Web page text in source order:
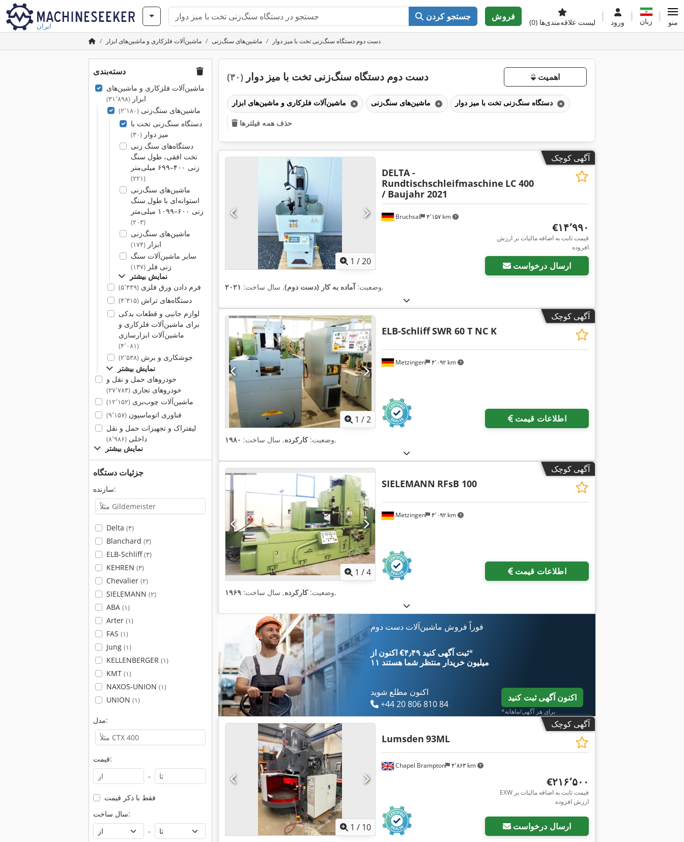
ایران
جستجو کردن فروش
لیست علاقه‌مندی‌ها (0) ورود زبان منو
ماشین‌آلات فلزکاری و ماشین‌های ابزار ماشین‌های سنگ‌زنی دست دوم دستگاه سنگ‌زنی تخت با میز دوار
دسته‌بندی
ماشین‌آلات فلزکاری و ماشین‌های
ابزار(۳۱٬۸۹۸)
ماشین‌های سنگ‌زنی(۲٬۱۸۰)
دستگاه سنگ‌زنی تخت با
میز دوار(۳۰)
دستگاه‌های سنگ زنی
تخت افقی، طول سنگ
زنی ۴۰۰–۶۹۹ میلی‌متر
(۲۲۱)
ماشین‌های سنگ‌زنی
استوانه‌ای با طول سنگ
زنی ۶۰۰–۱۰۹۹ میلی‌متر
(۲۰۳)
ماشین‌های سنگ‌زنی
ابزار(۱۷۴)
سایر ماشین‌آلات سنگ
زنی فلز(۱۳۷)
نمایش بیشتر
فرم دادن ورق فلزی(۵٬۴۴۹)
دستگاه‌های تراش(۴٬۳۱۵)
لوازم جانبی و قطعات یدکی
برای ماشین‌آلات فلزکاری و
ماشین‌آلات ابزارسازی
(۴٬۰۸۱)
جوشکاری و برش(۲٬۵۳۸)
نمایش بیشتر
خودروهای حمل و نقل و
خودروهای تجاری(۲۷٬۷۸۴)
ماشین‌آلات چوب‌بری(۱۲٬۱۵۲)
فناوری اتوماسیون(۹٬۱۵۷)
لیفتراک و تجهیزات حمل و نقل
داخلی(۸٬۹۸۶)
نمایش بیشتر
جزئیات دستگاه
سازنده:
Delta (۴)
Blanchard (۳)
ELB-Schliff(۳)
KEHREN (۳)
Chevalier (۲)
SIELEMANN (۲)
ABA (۱)
Arter (۱)
FAS (۱)
Jung (۱)
KELLENBERGER (۱)
KMT (۱)
NAXOS-UNION (۱)
UNION (۱)
مدل:
قیمت:
-
فقط با ذکر قیمت
سال ساخت:
-
دست دوم دستگاه سنگ‌زنی تخت با میز دوار (۳۰) اهمیت
حذف همه فیلترها
آگهی کوچک
1 /20
Bruchsal ۴٬۱۵۷ km
DELTA -
Rundtischschleifmaschine LC 400
/ Baujahr 2021
‎€۱۴٬۹۹۰
قیمت ثابت به اضافه مالیات بر ارزش
افزوده
ارسال درخواست
وضعیت:آماده به کار (دست دوم), سال ساخت: ۲۰۲۱ ,
آگهی کوچک
1 /2
Metzingen ۴٬۰۹۲ km
ELB-SchliffSWR 60 T NC K
اطلاعات قیمت
وضعیت:کارکرده, سال ساخت: ۱۹۸۰ ,
آگهی کوچک
1 /4
Metzingen ۴٬۰۹۲ km
SIELEMANN RFsB 100
اطلاعات قیمت
وضعیت:کارکرده, سال ساخت: ۱۹۶۹ ,
فوراً فروش ماشین‌آلات دست دوم
اکنون از ‎€۴٫۴۹ ثبت آگهی کنید*
۱۱ میلیون خریدار منتظر شما هستند
اکنون مطلع شوید
+44 20 806 810 84
اکنون آگهی ثبت کنید
*برای هر آگهی/ماهانه
آگهی کوچک
1 / 10
Chapel Brampton ۴٬۸۶۳ km
Lumsden 93ML
‎€۲۱۶٬۵۰۰
EXW قیمت ثابت به اضافه مالیات بر
ارزش افزوده
ارسال درخواست